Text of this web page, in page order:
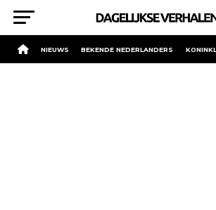
NIEUWS BEKENDE NEDERLANDERS